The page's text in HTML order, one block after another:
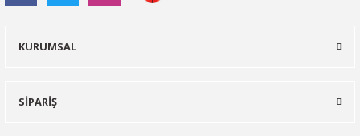
KURUMSAL
SİPARİŞ